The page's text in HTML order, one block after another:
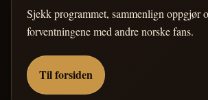
Sjekk programmet, sammenlign oppgjør
forventningene med andre norske fans.
Til forsiden